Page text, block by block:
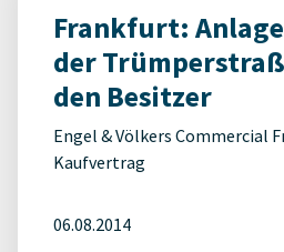
Frankfurt:
der
den Besitzer
Engel & Völkers
Kaufvertrag
06.08.2014